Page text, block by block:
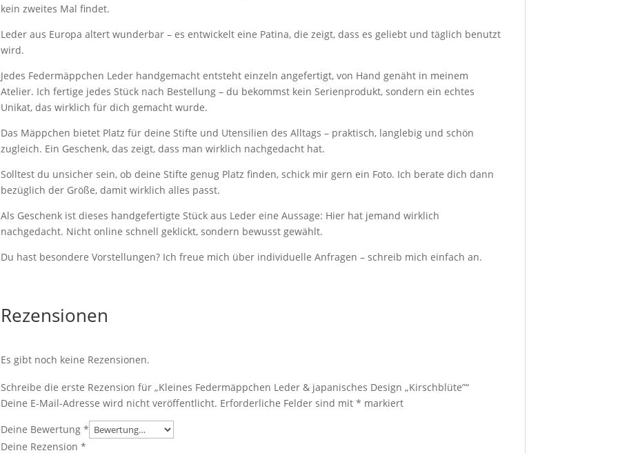
kein zweites Mal findet.
Leder aus Europa altert wunderbar – es entwickelt eine Patina, die zeigt, dass es geliebt und täglich benutzt
wird.
Jedes Federmäppchen Leder handgemacht entsteht einzeln angefertigt, von Hand genäht in meinem
Atelier. Ich fertige jedes Stück nach Bestellung – du bekommst kein Serienprodukt, sondern ein echtes
Unikat, das wirklich für dich gemacht wurde.
Das Mäppchen bietet Platz für deine Stifte und Utensilien des Alltags – praktisch, langlebig und schön
zugleich. Ein Geschenk, das zeigt, dass man wirklich nachgedacht hat.
Solltest du unsicher sein, ob deine Stifte genug Platz finden, schick mir gern ein Foto. Ich berate dich dann
bezüglich der Größe, damit wirklich alles passt.
Als Geschenk ist dieses handgefertigte Stück aus Leder eine Aussage: Hier hat jemand wirklich
nachgedacht. Nicht online schnell geklickt, sondern bewusst gewählt.
Du hast besondere Vorstellungen? Ich freue mich über individuelle Anfragen – schreib mich einfach an.
Rezensionen
Es gibt noch keine Rezensionen.
Schreibe die erste Rezension für „Kleines Federmäppchen Leder & japanisches Design „Kirschblüte”“
Deine E-Mail-Adresse wird nicht veröffentlicht. Erforderliche Felder sind mit * markiert
Deine Bewertung *
Deine Rezension *